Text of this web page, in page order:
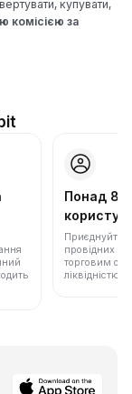
купувати,
комісією за
Понад 86
Приєднуйтеся
провідних
торговим
ліквідністю.